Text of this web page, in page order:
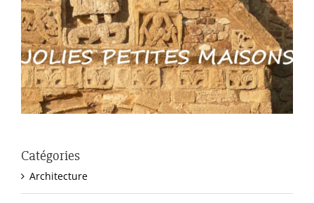
Catégories
Architecture